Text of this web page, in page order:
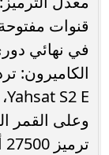
قنوات
في نهائي
ترميز 27500 أفقي.